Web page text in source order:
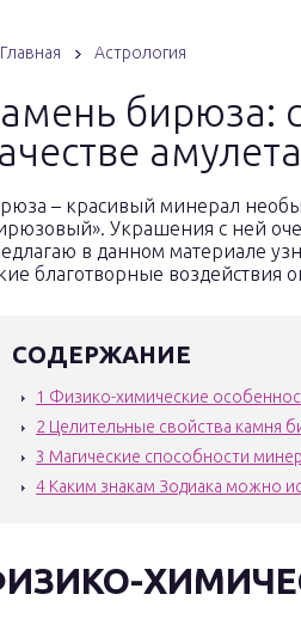
Главная Астрология
бирюза:
– красивый минерал
Украшения с ней
в данном материале
благотворные воздействия
СОДЕРЖАНИЕ
1 Физико-химические
2 Целительные свойства камня
3 Магические способности
4 Каким знакам Зодиака можно